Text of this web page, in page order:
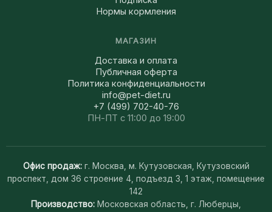
Нормы кормления
МАГАЗИН
Доставка и оплата
Публичная оферта
Политика конфиденциальности
info@pet-diet.ru
+7 (499) 702-40-76
ПН-ПТ с 11:00 до 19:00
Офис продаж: г. Москва, м. Кутузовская, Кутузовский
проспект, дом 36 строение 4, подъезд 3, 1 этаж, помещение
142
Производство: Московская область, г. Люберцы,